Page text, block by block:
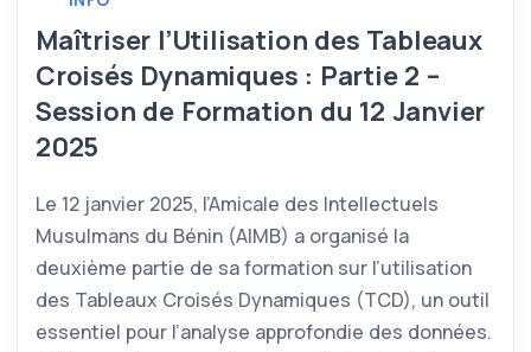
Maîtriser l’Utilisation des Tableaux
Croisés Dynamiques : Partie 2 –
Session de Formation du 12 Janvier
2025
Le 12 janvier 2025, l’Amicale des Intellectuels
Musulmans du Bénin (AIMB) a organisé la
deuxième partie de sa formation sur l’utilisation
des Tableaux Croisés Dynamiques (TCD), un outil
essentiel pour l’analyse approfondie des données.